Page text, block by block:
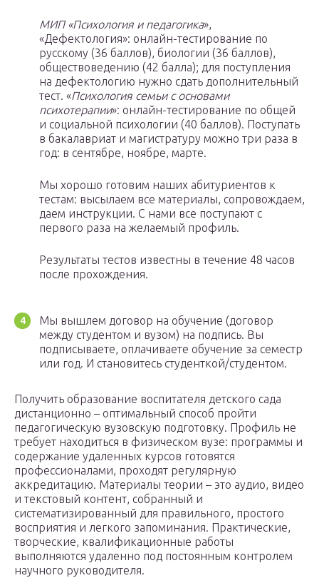
МИП «Психология и педагогика»,
«Дефектология»: онлайн-тестирование по
русскому (36 баллов), биологии (36 баллов),
обществоведению (42 балла); для поступления
на дефектологию нужно сдать дополнительный
тест. «Психология семьи с основами
психотерапии»: онлайн-тестирование по общей
и социальной психологии (40 баллов). Поступать
в бакалавриат и магистратуру можно три раза в
год: в сентябре, ноябре, марте.
Мы хорошо готовим наших абитуриентов к
тестам: высылаем все материалы, сопровождаем,
даем инструкции. С нами все поступают с
первого раза на желаемый профиль.
Результаты тестов известны в течение 48 часов
после прохождения.
Мы вышлем договор на обучение (договор
между студентом и вузом) на подпись. Вы
подписываете, оплачиваете обучение за семестр
или год. И становитесь студенткой/студентом.
Получить образование воспитателя детского сада
дистанционно – оптимальный способ пройти
педагогическую вузовскую подготовку. Профиль не
требует находиться в физическом вузе: программы и
содержание удаленных курсов готовятся
профессионалами, проходят регулярную
аккредитацию. Материалы теории – это аудио, видео
и текстовый контент, собранный и
систематизированный для правильного, простого
восприятия и легкого запоминания. Практические,
творческие, квалификационные работы
выполняются удаленно под постоянным контролем
научного руководителя.